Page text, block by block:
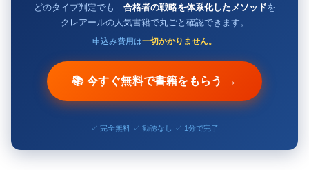
どのタイプ判定でも—合格者の戦略を体系化したメソッドを
クレアールの人気書籍で丸ごと確認できます。
申込み費用は一切かかりません。
📚 今すぐ無料で書籍をもらう →
✓ 完全無料 ✓ 勧誘なし ✓ 1分で完了